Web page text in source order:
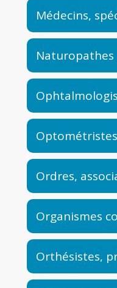
Médecins,
Naturopathes
Ordres,
Organismes
Orthésistes,